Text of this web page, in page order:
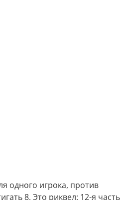
одного игрока, против
8. Это риквел: 12-я часть